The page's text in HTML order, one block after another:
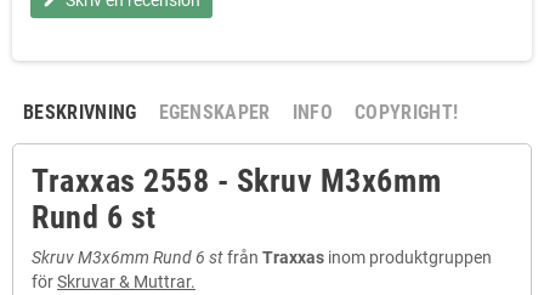
BESKRIVNING EGENSKAPER INFO COPYRIGHT!
Traxxas 2558 - Skruv M3x6mm
Rund 6 st
Skruv M3x6mm Rund 6 stfrån Traxxas inom produktgruppen
förSkruvar & Muttrar.